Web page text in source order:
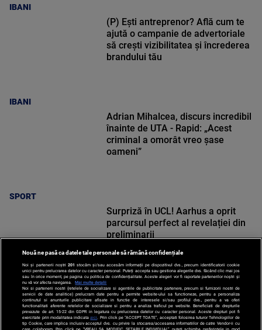
IBANI
IBANI
(P) Ești antreprenor? Află cum te
ajută o campanie de advertoriale
să crești vizibilitatea și încrederea
brandului tău
SPORT
Adrian Mihalcea, discurs incredibil
înainte de UTA - Rapid: „Acest
criminal a omorât vreo șase
oameni”
SPORT
Surpriză în UCL! Aarhus a oprit
parcursul perfect al revelației din
preliminarii
Nouă ne pasă ca datele tale personale să rămână confidențiale
Noi și partenerii noștri 201 stocăm și/sau accesăm informații pe dispozitivul dvs., precum identificatorii cookie
unici pentru prelucrarea datelor cu caracter personal. Puteți accepta sau gestiona alegerile dvs. făcând clic mai jos
sau în orice moment, pe pagina cu politica de confidențialitate. Aceste alegeri vor fi raportate partenerilor noștri și
nu vă vor afecta navigarea.
Mai multe detalii
Noi si partenerii nostri (retelele de socializare si agentiile de publicitate partenere, precum si furnizorii nostri de
servicii de date analitice) prelucram date pentru a permite website-ului sa functioneze, pentru a personaliza
continutul si anunturile publicitare afisate in functie de interesele si/sau profilul dvs., pentru a va oferi
functionalitati aferente retelelor de socializare si pentru a analiza traficul pe website. Beneficiati de drepturile
prevazute de art. 15-22 din GDPR in legatura cu prelucrarea datelor cu caracter personal. Aceste drepturi pot fi
exercitate prin modalitatea indicataaici . Prin click pe “ACCEPT TOATE”, acceptati folosirea tuturor Tehnologiilor de
tip Cookie, care implica inclusiv acceptul dvs. cu privire la stocarea/accesarea informatiilor de catre Vendor-ii cu
care colaboram. Prin click pe “VREAU SA MODIFIC SETARILE INDIVIDUAL” puteti schimba preferintele in mod